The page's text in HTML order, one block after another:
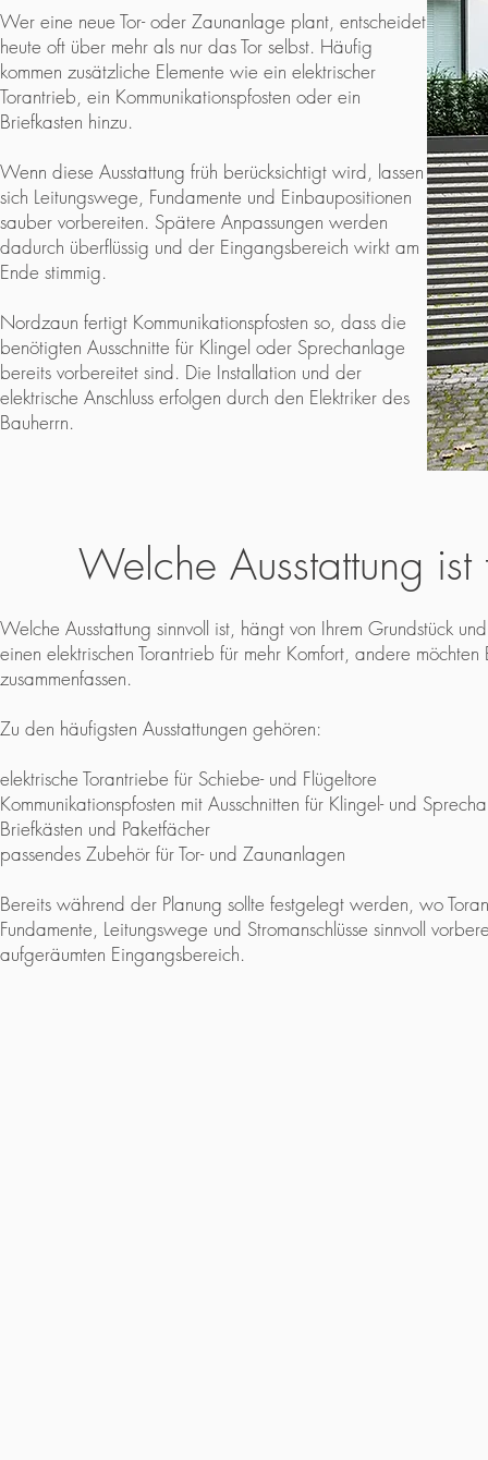
Wer eine neue Tor- oder Zaunanlage plant, entscheidet
heute oft über mehr als nur das Tor selbst. Häufig
kommen zusätzliche Elemente wie ein elektrischer
Torantrieb, ein Kommunikationspfosten oder ein
Briefkasten hinzu.
Wenn diese Ausstattung früh berücksichtigt wird, lassen
sich Leitungswege, Fundamente und Einbaupositionen
sauber vorbereiten. Spätere Anpassungen werden
dadurch überflüssig und der Eingangsbereich wirkt am
Ende stimmig.
Nordzaun fertigt Kommunikationspfosten so, dass die
benötigten Ausschnitte für Klingel oder Sprechanlage
bereits vorbereitet sind. Die Installation und der
elektrische Anschluss erfolgen durch den Elektriker des
Bauherrn.
Welche Ausstattung
Welche Ausstattung sinnvoll ist, hängt von Ihrem Grundstück
einen elektrischen Torantrieb für mehr Komfort, andere
zusammenfassen.
Zu den häufigsten Ausstattungen gehören:
elektrische Torantriebe für Schiebe- und Flügeltore
Kommunikationspfosten mit Ausschnitten für Klingel- und
Briefkästen und Paketfächer
passendes Zubehör für Tor- und Zaunanlagen
Bereits während der Planung sollte festgelegt werden, wo
Fundamente, Leitungswege und Stromanschlüsse sinnvoll
aufgeräumten Eingangsbereich.